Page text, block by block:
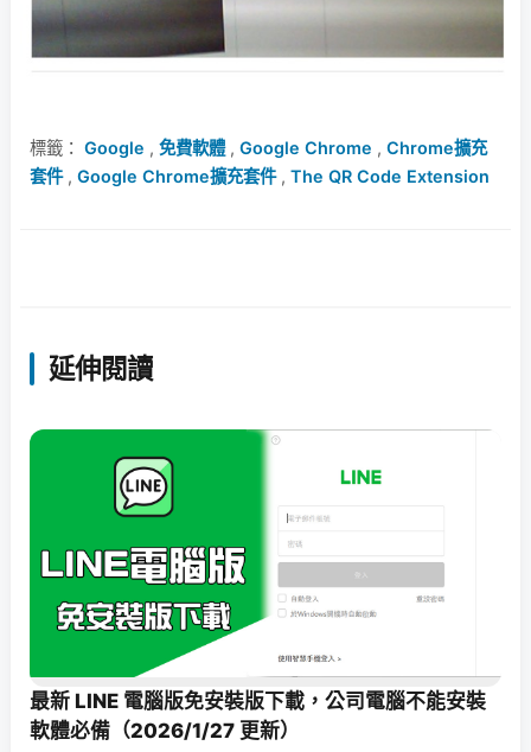
標籤： Google , 免費軟體, Google Chrome , Chrome擴充
套件, Google Chrome擴充套件, The QR Code Extension
延伸閱讀
最新 LINE 電腦版免安裝版下載，公司電腦不能安裝
軟體必備（2026/1/27 更新）